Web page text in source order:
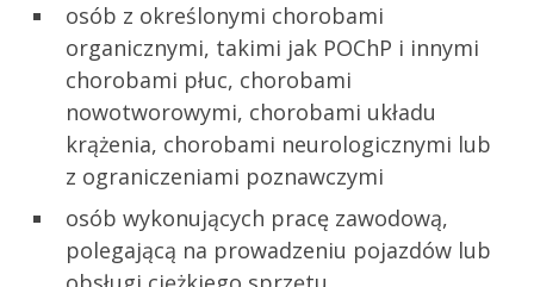
osób z określonymi chorobami
organicznymi, takimi jak POChP i innymi
chorobami płuc, chorobami
nowotworowymi, chorobami układu
krążenia, chorobami neurologicznymi lub
z ograniczeniami poznawczymi
osób wykonujących pracę zawodową,
polegającą na prowadzeniu pojazdów lub